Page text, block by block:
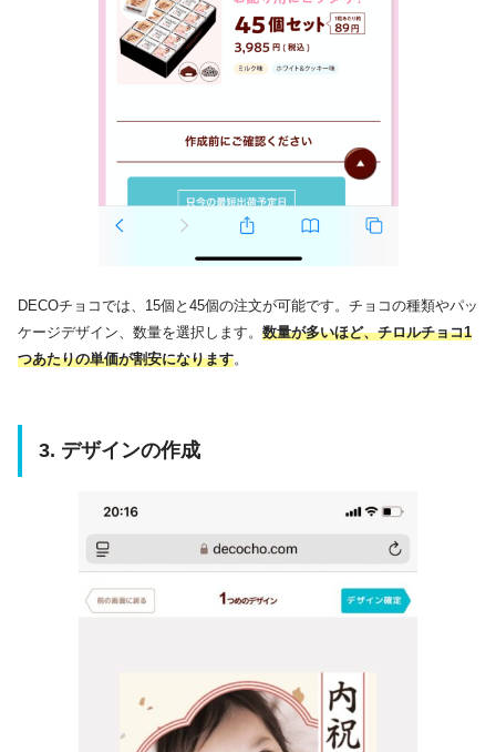
DECOチョコでは、15個と45個の注文が可能です。​チョコの種類やパッ
ケージデザイン、数量を選択します。 ​数量が多いほど、チロルチョコ1
つあたりの単価が割安になります。
3. デザインの作成